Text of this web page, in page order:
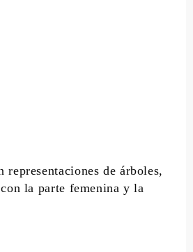
representaciones de árboles,
la parte femenina y la